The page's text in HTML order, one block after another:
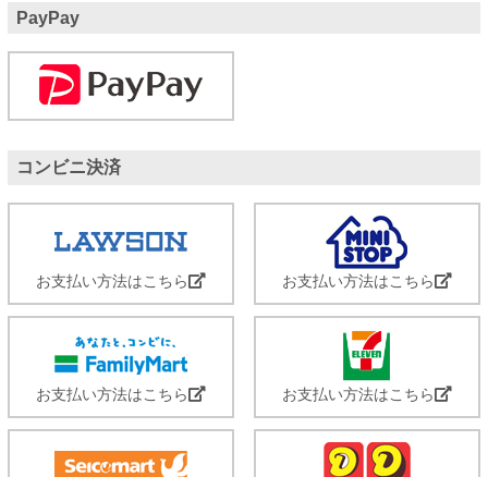
PayPay
コンビニ決済
お支払い方法はこちら お支払い方法はこちら
お支払い方法はこちら お支払い方法はこちら